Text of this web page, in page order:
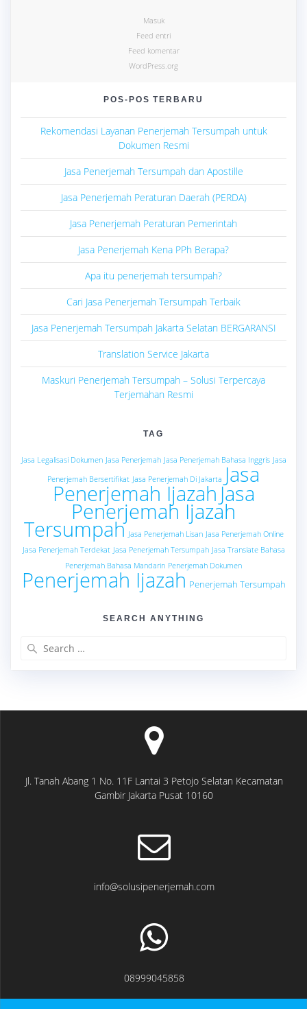
Masuk
Feed entri
Feed komentar
WordPress.org
POS-POS TERBARU
Rekomendasi Layanan Penerjemah Tersumpah untuk
Dokumen Resmi
Jasa Penerjemah Tersumpah dan Apostille
Jasa Penerjemah Peraturan Daerah (PERDA)
Jasa Penerjemah Peraturan Pemerintah
Jasa Penerjemah Kena PPh Berapa?
Apa itu penerjemah tersumpah?
Cari Jasa Penerjemah Tersumpah Terbaik
Jasa Penerjemah Tersumpah Jakarta Selatan BERGARANSI
Translation Service Jakarta
Maskuri Penerjemah Tersumpah – Solusi Terpercaya
Terjemahan Resmi
TAG
Jasa Legalisasi Dokumen Jasa Penerjemah Jasa Penerjemah Bahasa Inggris Jasa
Penerjemah Bersertifikat Jasa Penerjemah Di Jakarta Jasa
Penerjemah Ijazah Jasa
Penerjemah Ijazah
Tersumpah Jasa Penerjemah Lisan Jasa Penerjemah Online
Jasa Penerjemah Terdekat Jasa Penerjemah Tersumpah Jasa Translate Bahasa
Penerjemah Bahasa Mandarin Penerjemah Dokumen
Penerjemah Ijazah Penerjemah Tersumpah
SEARCH ANYTHING
Jl. Tanah Abang 1 No. 11F Lantai 3 Petojo Selatan Kecamatan
Gambir Jakarta Pusat 10160
info@solusipenerjemah.com
08999045858